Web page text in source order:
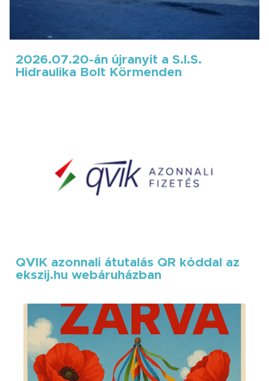
2026.07.20-án újranyit a S.I.S.
Hidraulika Bolt Körmenden
QVIK azonnali átutalás QR kóddal az
ekszij.hu webáruházban